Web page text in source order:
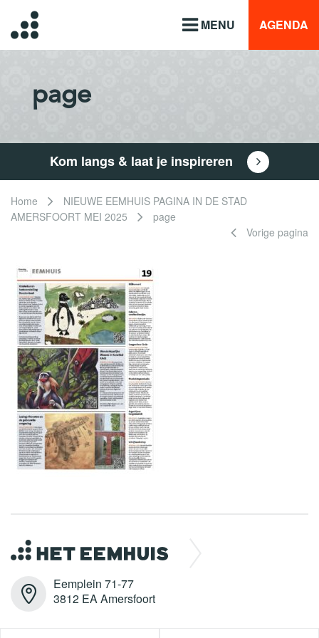
MENU AGENDA
page
Kom langs & laat je inspireren
Home
NIEUWE EEMHUIS PAGINA IN DE STAD
AMERSFOORT MEI 2025
page
Vorige pagina
Eemplein 71-77
3812 EA Amersfoort